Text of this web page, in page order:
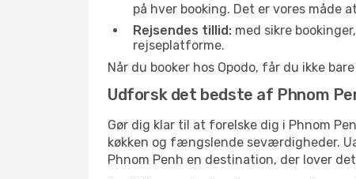
på hver booking. Det er vores måde
Rejsendes tillid: med sikre
rejseplatforme.
Når du booker hos Opodo, får du ikke
Udforsk det bedste af Phnom
Gør dig klar til at forelske dig i Phnom
køkken og fængslende seværdigheder.
Phnom Penh en destination, der lover